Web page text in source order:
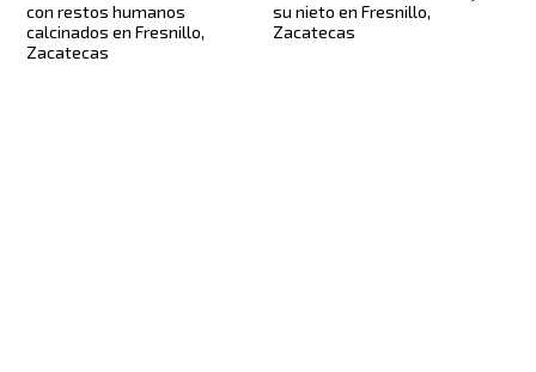
con restos humanos
calcinados en Fresnillo,
Zacatecas
su nieto en Fresnillo,
Zacatecas